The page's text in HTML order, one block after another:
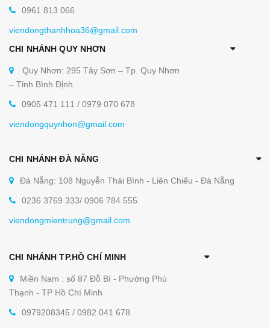
Tùy theo nhu cầu sử dụng mà các kệ sẽ có kích
thước và hình dáng khác nhau. Dưới đây,
Viễn Đông
0961 813 066
viendongthanhhoa36@gmail.com
CHI NHÁNH QUY NHƠN
Quy Nhơn: 295 Tây Sơn – Tp. Quy Nhơn
– Tỉnh Bình Định
0905 471 111 / 0979 070 678
viendongquynhon@gmail.com
CHI NHÁNH ĐÀ NẴNG
Đà Nẵng: 108 Nguyễn Thái Bình - Liên Chiểu - Đà Nẵng
0236 3769 333/ 0906 784 555
viendongmientrung@gmail.com
CHI NHÁNH TP.HỒ CHÍ MINH
Miền Nam : số 87 Đỗ Bí - Phường Phú
Thạnh - TP Hồ Chí Minh
0979208345 / 0982 041 678